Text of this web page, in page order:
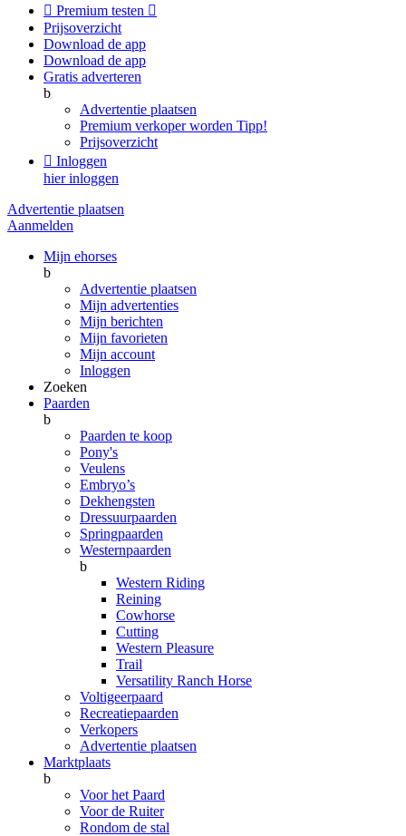
 Premium testen 
Prijsoverzicht
Download de app
Download de app
Gratis adverteren
b
Advertentie plaatsen
Premium verkoper worden Tipp!
Prijsoverzicht
 Inloggen
hier inloggen
Advertentie plaatsen
Aanmelden
Mijn ehorses
b
Advertentie plaatsen
Mijn advertenties
Mijn berichten
Mijn favorieten
Mijn account
Inloggen
Zoeken
Paarden
b
Paarden te koop
Pony's
Veulens
Embryo’s
Dekhengsten
Dressuurpaarden
Springpaarden
Westernpaarden
b
Western Riding
Reining
Cowhorse
Cutting
Western Pleasure
Trail
Versatility Ranch Horse
Voltigeerpaard
Recreatiepaarden
Verkopers
Advertentie plaatsen
Marktplaats
b
Voor het Paard
Voor de Ruiter
Rondom de stal